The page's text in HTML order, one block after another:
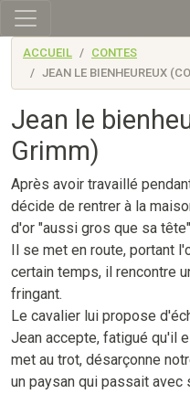
Skip to main content
ACCUEIL
CONTES
JEAN LE BIENHEUREUX
Jean le
Grimm)
Après avoir travaillé
décide de rentrer à la
d'or "aussi gros que sa
Il se met en route, portant
certain temps, il rencontre
fringant.
Le cavalier lui propose
Jean accepte, fatigué qu'il
met au trot, désarçonne
un paysan qui passait avec